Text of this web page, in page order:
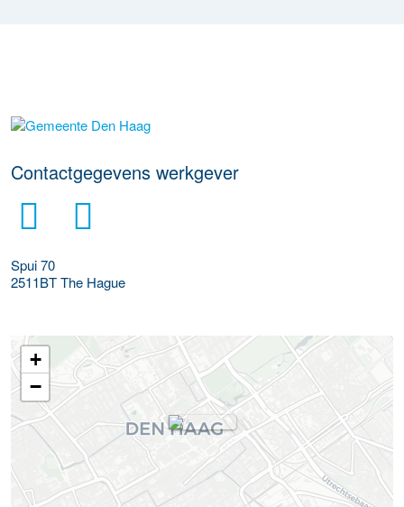
Meer werkgever details
Contactgegevens werkgever
Spui 70
2511BTThe Hague
+
−